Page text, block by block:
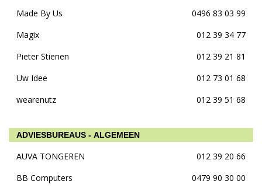
Made By Us
0496 83 03 99
Magix
012 39 34 77
Pieter Stienen
012 39 21 81
Uw Idee
012 73 01 68
wearenutz
012 39 51 68
ADVIESBUREAUS - ALGEMEEN
AUVA TONGEREN
012 39 20 66
BB Computers
0479 90 30 00